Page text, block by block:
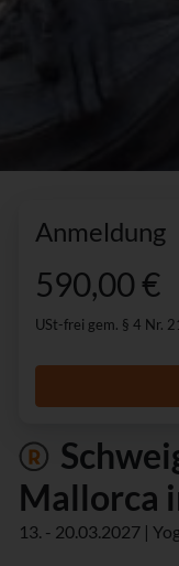
Anmeldung
590,00 €
USt-frei gem. § 4 Nr.
Mallorca
13. - 20.03.2027 |